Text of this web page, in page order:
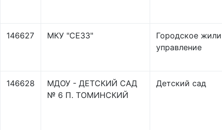
146627 МКУ "СЕЗЗ"
Городское
управление
146628
МДОУ - ДЕТСКИЙ САД
№ 6 П. ТОМИНСКИЙ
Детский сад